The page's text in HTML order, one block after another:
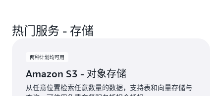
热门服务 - 存储
两种计划均可用
Amazon S3 - 对象存储
从任意位置检索任意数量的数据，支持表和向量存储与